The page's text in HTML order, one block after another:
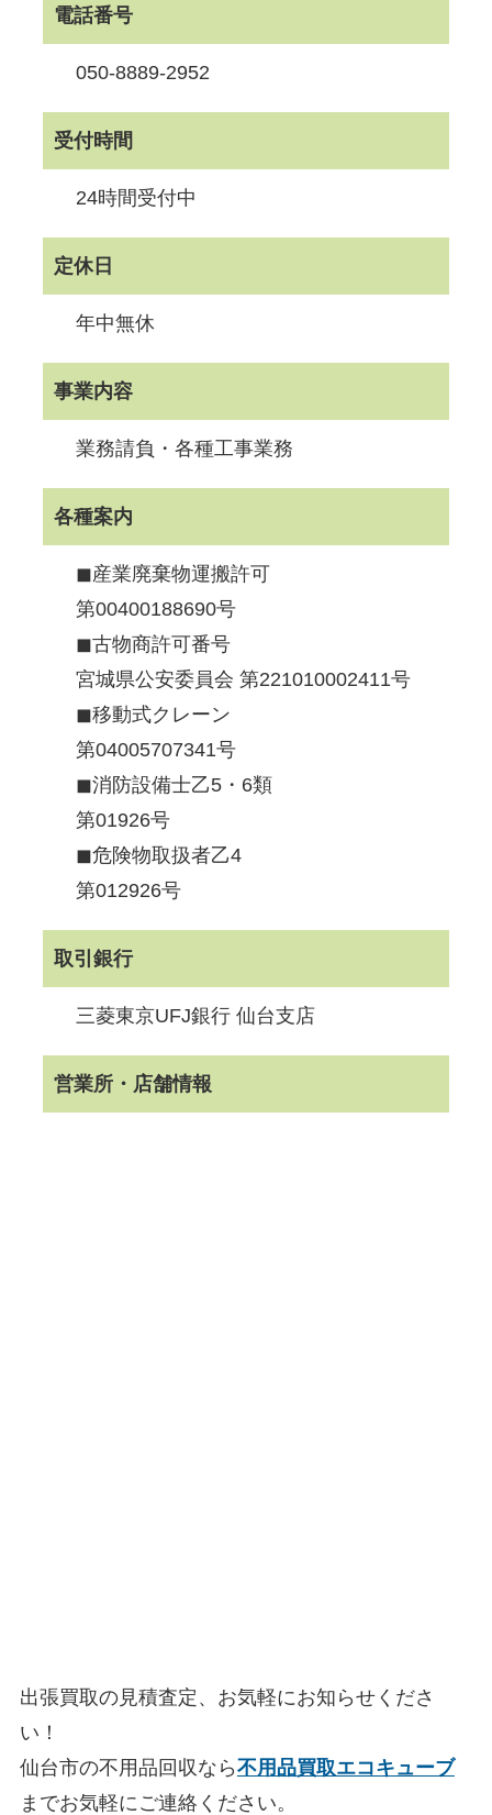
電話番号
050-8889-2952
受付時間
24時間受付中
定休日
年中無休
事業内容
業務請負・各種工事業務
各種案内
◼︎産業廃棄物運搬許可
第00400188690号
◼︎古物商許可番号
宮城県公安委員会 第221010002411号
◼︎移動式クレーン
第04005707341号
◼︎消防設備士乙5・6類
第01926号
◼︎危険物取扱者乙4
第012926号
取引銀行
三菱東京UFJ銀行 仙台支店
営業所・店舗情報
出張買取の見積査定、お気軽にお知らせくださ
い！
仙台市の不用品回収なら不用品買取エコキューブ
までお気軽にご連絡ください。